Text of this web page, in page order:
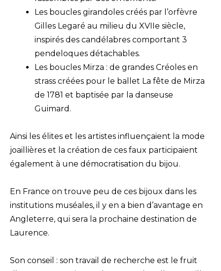
Les boucles girandoles créés par l’orfèvre
Gilles Legaré au milieu du XVIIe siècle,
inspirés des candélabres comportant 3
pendeloques détachables.
Les boucles Mirza : de grandes Créoles en
strass créées pour le ballet La fête de Mirza
de 1781 et baptisée par la danseuse
Guimard.
Ainsi les élites et les artistes influençaient la mode
joaillières et la création de ces faux participaient
également à une démocratisation du bijou.
En France on trouve peu de ces bijoux dans les
institutions muséales, il y en a bien d’avantage en
Angleterre, qui sera la prochaine destination de
Laurence.
Son conseil : son travail de recherche est le fruit